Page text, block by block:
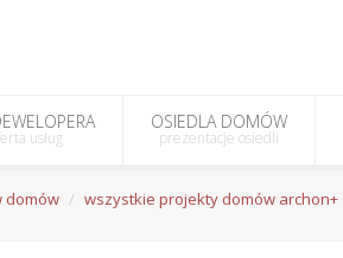
usług
OSIEDLA DOMÓW
prezentacje osiedli
domów wszystkie projekty domów archon+